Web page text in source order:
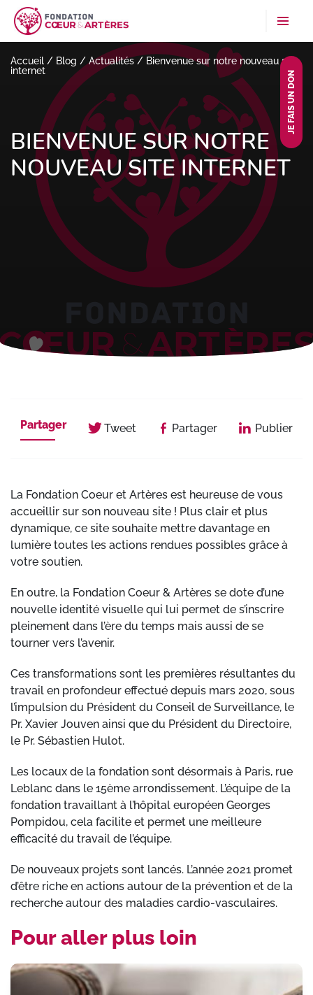
Accueil / Blog /Actualités / Bienvenue sur notre nouveau site
internet
BIENVENUE SUR NOTRE
NOUVEAU SITE INTERNET
Partager Tweet Partager Publier
La Fondation Coeur et Artères est heureuse de vous
accueillir sur son nouveau site ! Plus clair et plus
dynamique, ce site souhaite mettre davantage en
lumière toutes les actions rendues possibles grâce à
votre soutien.
En outre, la Fondation Coeur & Artères se dote d’une
nouvelle identité visuelle qui lui permet de s’inscrire
pleinement dans l’ère du temps mais aussi de se
tourner vers l’avenir.
Ces transformations sont les premières résultantes du
travail en profondeur effectué depuis mars 2020, sous
l’impulsion du Président du Conseil de Surveillance, le
Pr. Xavier Jouven ainsi que du Président du Directoire,
le Pr. Sébastien Hulot.
Les locaux de la fondation sont désormais à Paris, rue
Leblanc dans le 15ème arrondissement. L’équipe de la
fondation travaillant à l’hôpital européen Georges
Pompidou, cela facilite et permet une meilleure
efficacité du travail de l’équipe.
De nouveaux projets sont lancés. L’année 2021 promet
d’être riche en actions autour de la prévention et de la
recherche autour des maladies cardio-vasculaires.
Pour aller plus loin
JE FAIS UN DON